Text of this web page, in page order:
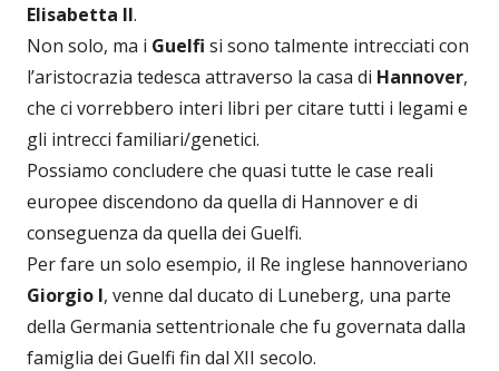
Elisabetta II.
Non solo, ma i Guelfi si sono talmente intrecciati con
l’aristocrazia tedesca attraverso la casa di Hannover,
che ci vorrebbero interi libri per citare tutti i legami e
gli intrecci familiari/genetici.
Possiamo concludere che quasi tutte le case reali
europee discendono da quella di Hannover e di
conseguenza da quella dei Guelfi.
Per fare un solo esempio, il Re inglese hannoveriano
Giorgio I, venne dal ducato di Luneberg, una parte
della Germania settentrionale che fu governata dalla
famiglia dei Guelfi fin dal XII secolo.